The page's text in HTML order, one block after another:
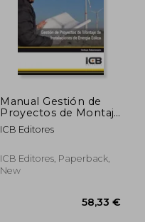
Manual Gestión de
Proyectos de Montaje
de Instalaciones de
Energía Eólica
ICB Editores
ICB Editores, Paperback,
New